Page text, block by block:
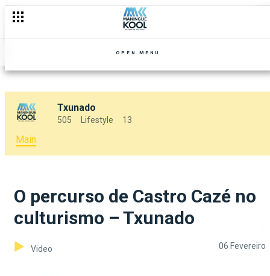
OPEN MENU
Txunado
505 Lifestyle 13
Main
O percurso de Castro Cazé no
culturismo – Txunado
Video 06 Fevereiro